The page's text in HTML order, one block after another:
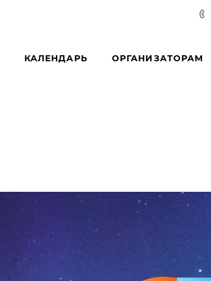
КАЛЕНДАРЬ ОРГАНИЗАТОРАМ